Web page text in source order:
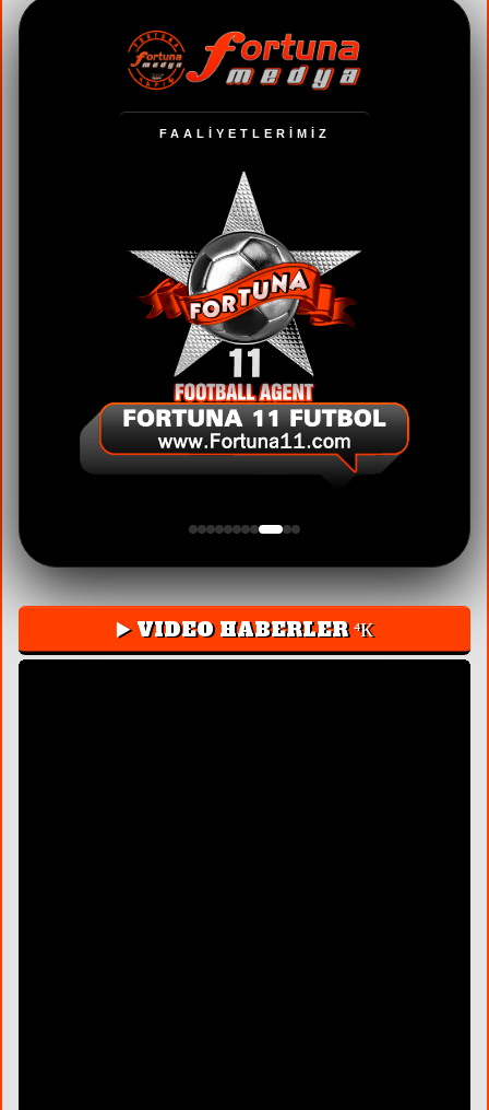
FAALİYETLERİMİZ
▶️ VIDEO HABERLER ⁴К